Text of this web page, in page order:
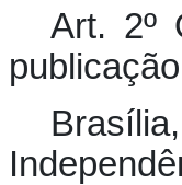
Art. 2º